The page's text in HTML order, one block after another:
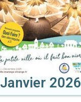
Janvier 2026